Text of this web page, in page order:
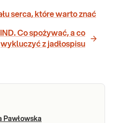
serca, które warto znać
Co spożywać, a co
wykluczyć z jadłospisu
Pawłowska